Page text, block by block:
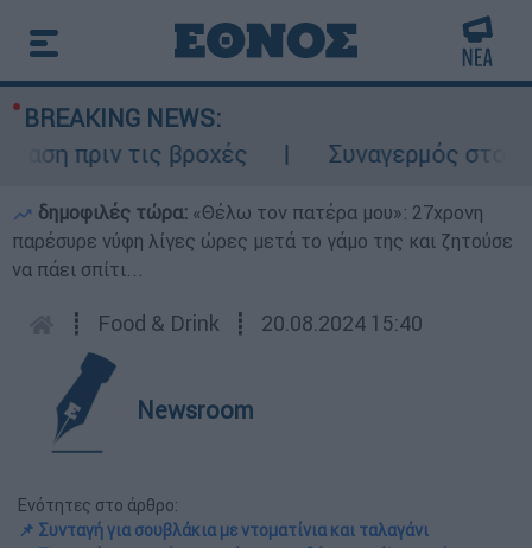
BREAKING NEWS:
πριν τις βροχές
Συναγερμός στον
δημοφιλές τώρα: «Θέλω τον πατέρα μου»: 27χρονη
παρέσυρε νύφη λίγες ώρες μετά το γάμο της και ζητούσε
να πάει σπίτι...
┋ Food & Drink ┋ 20.08.2024 15:40
Newsroom
Ενότητες στο άρθρο:
📌 Συνταγή για σουβλάκια με ντοματίνια και ταλαγάνι